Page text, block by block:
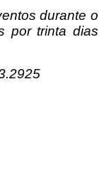
durante o
por trinta dias